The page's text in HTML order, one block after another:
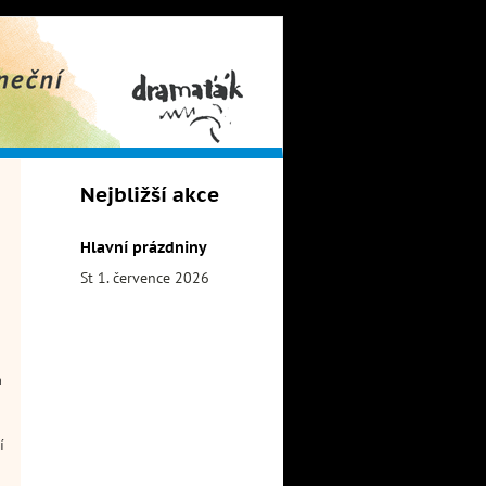
Nejbližší akce
Hlavní prázdniny
St 1. července 2026